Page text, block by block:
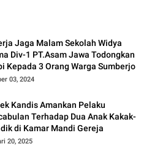
Jaga Malam Sekolah Widya
Div-1 PT.Asam Jawa Todongkan
Kepada 3 Orang Warga Sumberjo
03, 2024
Kandis Amankan Pelaku
Dua Anak Kakak-
di Kamar Mandi Gereja
20, 2025